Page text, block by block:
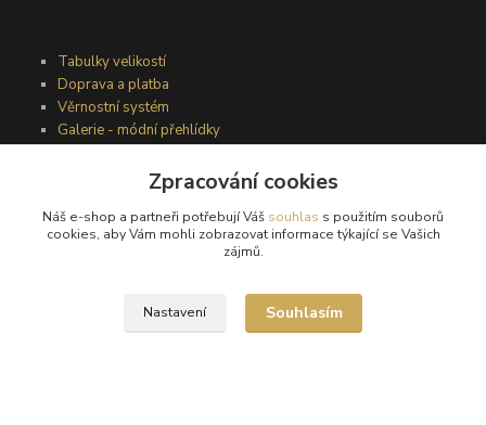
Tabulky velikostí
Doprava a platba
Věrnostní systém
Galerie - módní přehlídky
Podmínky užití webového rozhraní
Obchodní podmínky
Zpracování cookies
Náš e-shop a partneři potřebují Váš souhlas s použitím souborů
cookies, aby Vám mohli zobrazovat informace týkající se Vašich
zájmů.
Nastavení Souhlasím